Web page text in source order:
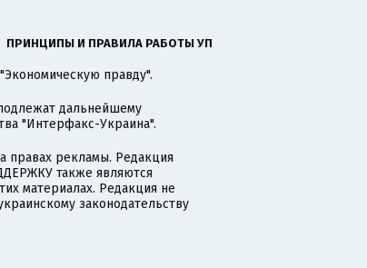
ПРИНЦИПЫ И ПРАВИЛА РАБОТЫ УП
правду".
дальнейшему
"Интерфакс-Украина".
рекламы. Редакция
также являются
материалах. Редакция не
законодательству